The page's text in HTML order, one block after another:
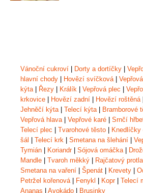
Vánoční cukroví | Dorty a dortíčky |
hlavní chody | Hovězí svíčková |
kýta | Řezy | Králík | Vepřová plec |
krkovice | Hovězí zadní | Hovězí roštěná
Jehněčí kýta | Telecí kýta | Bramborové
Vepřová hlava | Vepřové karé | Srnčí
Telecí plec | Tvarohové těsto | Knedlíčky
šál | Telecí krk | Smetana na šlehání |
Tymián | Koriandr| Sójová omáčka |
Mandle | Tvaroh měkký | Rajčatový
Smetana na vaření | Špenát | Krevety |
Petržel kořenová | Fenykl | Kopr| Telecí
Ananas | Avokádo | Brusinky